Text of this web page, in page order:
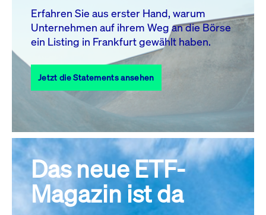
10 11 13 14
17
18 19 20 21 22
23
27 28
31
Alle Events
Erfahren Sie aus erster Hand, warum
Unternehmen auf ihrem Weg an die Börse
ein Listing in Frankfurt gewählt haben.
Jetzt die Statements ansehen
Das neue ETF-
Magazin ist da